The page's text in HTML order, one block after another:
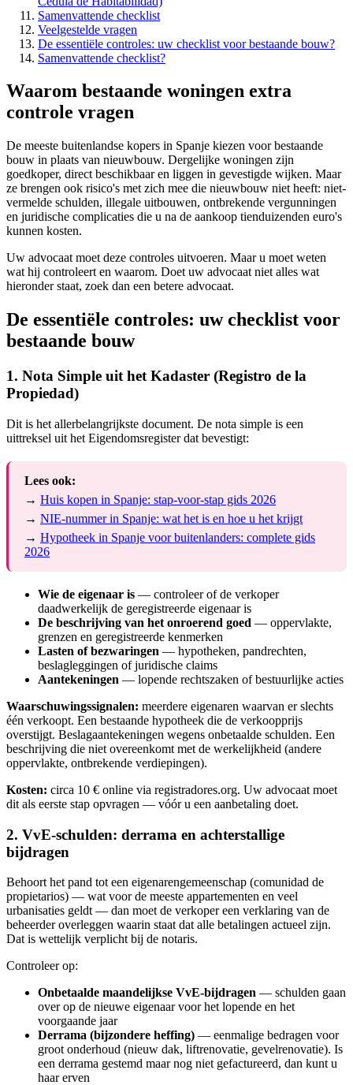
Samenvattende checklist
Veelgestelde vragen
De essentiële controles: uw checklist voor bestaande bouw?
Samenvattende checklist?
Waarom bestaande woningen extra
controle vragen
De meeste buitenlandse kopers in Spanje kiezen voor bestaande
bouw in plaats van nieuwbouw. Dergelijke woningen zijn
goedkoper, direct beschikbaar en liggen in gevestigde wijken. Maar
ze brengen ook risico's met zich mee die nieuwbouw niet heeft: niet-
vermelde schulden, illegale uitbouwen, ontbrekende vergunningen
en juridische complicaties die u na de aankoop tienduizenden euro's
kunnen kosten.
Uw advocaat moet deze controles uitvoeren. Maar u moet weten
wat hij controleert en waarom. Doet uw advocaat niet alles wat
hieronder staat, zoek dan een betere advocaat.
De essentiële controles: uw checklist voor
bestaande bouw
1. Nota Simple uit het Kadaster (Registro de la
Propiedad)
Dit is het allerbelangrijkste document. De nota simple is een
uittreksel uit het Eigendomsregister dat bevestigt:
Lees ook:
→ Huis kopen in Spanje: stap-voor-stap gids 2026
→ NIE-nummer in Spanje: wat het is en hoe u het krijgt
→ Hypotheek in Spanje voor buitenlanders: complete gids
2026
Wie de eigenaar is — controleer of de verkoper
daadwerkelijk de geregistreerde eigenaar is
De beschrijving van het onroerend goed — oppervlakte,
grenzen en geregistreerde kenmerken
Lasten of bezwaringen — hypotheken, pandrechten,
beslagleggingen of juridische claims
Aantekeningen — lopende rechtszaken of bestuurlijke acties
Waarschuwingssignalen: meerdere eigenaren waarvan er slechts
één verkoopt. Een bestaande hypotheek die de verkoopprijs
overstijgt. Beslagaantekeningen wegens onbetaalde schulden. Een
beschrijving die niet overeenkomt met de werkelijkheid (andere
oppervlakte, ontbrekende verdiepingen).
Kosten: circa 10 € online via registradores.org. Uw advocaat moet
dit als eerste stap opvragen — vóór u een aanbetaling doet.
2. VvE-schulden: derrama en achterstallige
bijdragen
Behoort het pand tot een eigenarengemeenschap (comunidad de
propietarios) — wat voor de meeste appartementen en veel
urbanisaties geldt — dan moet de verkoper een verklaring van de
beheerder overleggen waarin staat dat alle betalingen actueel zijn.
Dat is wettelijk verplicht bij de notaris.
Controleer op:
Onbetaalde maandelijkse VvE-bijdragen — schulden gaan
over op de nieuwe eigenaar voor het lopende en het
voorgaande jaar
Derrama (bijzondere heffing) — eenmalige bedragen voor
groot onderhoud (nieuw dak, liftrenovatie, gevelrenovatie). Is
een derrama gestemd maar nog niet gefactureerd, dan kunt u
haar erven